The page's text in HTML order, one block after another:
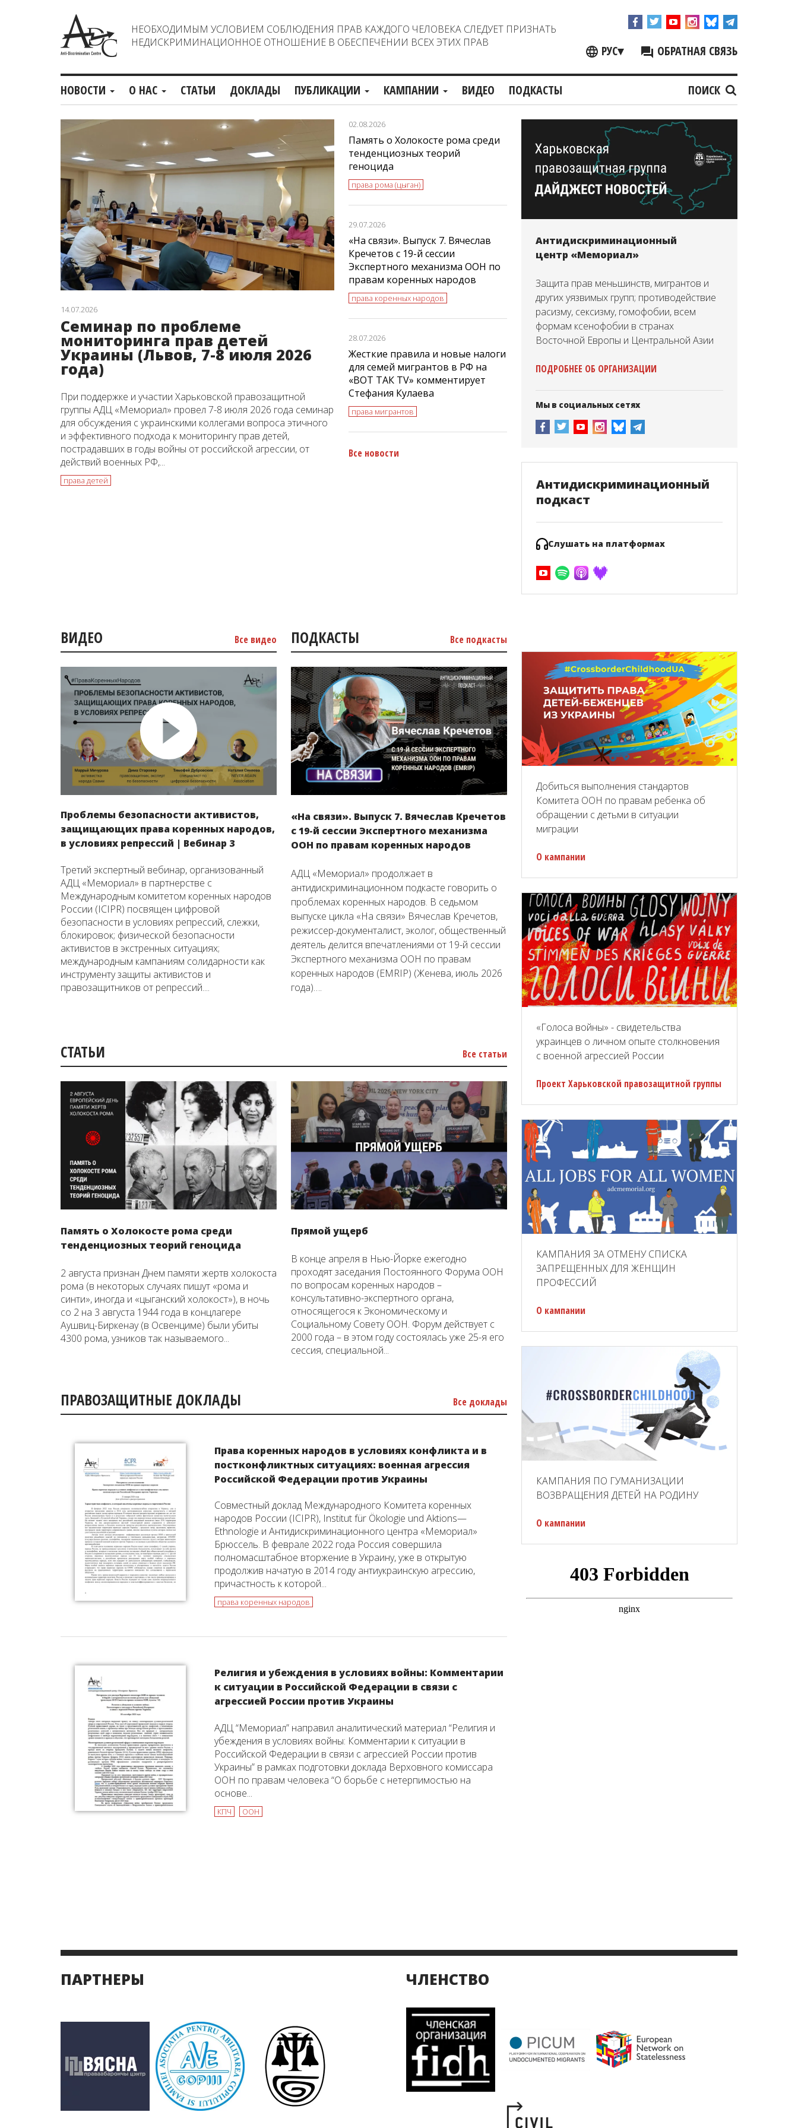
НЕОБХОДИМЫМ УСЛОВИЕМ СОБЛЮДЕНИЯ ПРАВ КАЖДОГО ЧЕЛОВЕКА СЛЕДУЕТ ПРИЗНАТЬ
НЕДИСКРИМИНАЦИОННОЕ ОТНОШЕНИЕ В ОБЕСПЕЧЕНИИ ВСЕХ ЭТИХ ПРАВ
РУС▾ ОБРАТНАЯ СВЯЗЬ
НОВОСТИ О НАС СТАТЬИ ДОКЛАДЫ ПУБЛИКАЦИИ КАМПАНИИ ВИДЕО ПОДКАСТЫ ПОИСК
14.07.2026
Семинар по проблеме
мониторинга прав детей
Украины (Львов, 7-8 июля 2026
года)
При поддержке и участии Харьковской правозащитной
группы АДЦ «Мемориал» провел 7-8 июля 2026 года семинар
для обсуждения с украинскими коллегами вопроса этичного
и эффективного подхода к мониторингу прав детей,
пострадавших в годы войны от российской агрессии, от
действий военных РФ,...
права детей
02.08.2026
Память о Холокосте рома среди
тенденциозных теорий
геноцида
права рома (цыган)
29.07.2026
«На связи». Выпуск 7. Вячеслав
Кречетов с 19-й сессии
Экспертного механизма ООН по
правам коренных народов
права коренных народов
28.07.2026
Жесткие правила и новые налоги
для семей мигрантов в РФ на
«ВОТ ТАК TV» комментирует
Стефания Кулаева
права мигрантов
Все новости
Антидискриминационный
центр «Мемориал»
Защита прав меньшинств, мигрантов и
других уязвимых групп; противодействие
расизму, сексизму, гомофобии, всем
формам ксенофобии в странах
Восточной Европы и Центральной Азии
ПОДРОБНЕЕ ОБ ОРГАНИЗАЦИИ
Мы в социальных сетях
Антидискриминационный
подкаст
Слушать на платформах
ВИДЕО Все видео
Проблемы безопасности активистов,
защищающих права коренных народов,
в условиях репрессий | Вебинар 3
Третий экспертный вебинар, организованный
АДЦ «Мемориал» в партнерстве с
Международным комитетом коренных народов
России (ICIPR) посвящен цифровой
безопасности в условиях репрессий, слежки,
блокировок; физической безопасности
активистов в экстренных ситуациях;
международным кампаниям солидарности как
инструменту защиты активистов и
правозащитников от репрессий....
ПОДКАСТЫ Все подкасты
«На связи». Выпуск 7. Вячеслав Кречетов
с 19-й сессии Экспертного механизма
ООН по правам коренных народов
АДЦ «Мемориал» продолжает в
антидискриминационном подкасте говорить о
проблемах коренных народов. В седьмом
выпуске цикла «На связи» Вячеслав Кречетов,
режиссер-документалист, эколог, общественный
деятель делится впечатлениями от 19-й сессии
Экспертного механизма ООН по правам
коренных народов (EMRIP) (Женева, июль 2026
года)….
СТАТЬИ Все статьи
Память о Холокосте рома среди
тенденциозных теорий геноцида
2 августа признан Днем памяти жертв холокоста
рома (в некоторых случаях пишут «рома и
синти», иногда и «цыганский холокост»), в ночь
со 2 на 3 августа 1944 года в концлагере
Аушвиц-Биркенау (в Освенциме) были убиты
4300 рома, узников так называемого...
Прямой ущерб
В конце апреля в Нью-Йорке ежегодно
проходят заседания Постоянного Форума ООН
по вопросам коренных народов –
консультативно-экспертного органа,
относящегося к Экономическому и
Социальному Совету ООН. Форум действует с
2000 года – в этом году состоялась уже 25-я его
сессия, специальной...
ПРАВОЗАЩИТНЫЕ ДОКЛАДЫ Все доклады
Права коренных народов в условиях конфликта и в
постконфликтных ситуациях: военная агрессия
Российской Федерации против Украины
Совместный доклад Международного Комитета коренных
народов России (ICIPR), Institut für Ökologie und Aktions—
Ethnologie и Антидискриминационного центра «Мемориал»
Брюссель. В феврале 2022 года Россия совершила
полномасштабное вторжение в Украину, уже в открытую
продолжив начатую в 2014 году антиукраинскую агрессию,
причастность к которой...
права коренных народов
Религия и убеждения в условиях войны: Комментарии
к ситуации в Российской Федерации в связи с
агрессией России против Украины
АДЦ “Мемориал” направил аналитический материал “Религия и
убеждения в условиях войны: Комментарии к ситуации в
Российской Федерации в связи с агрессией России против
Украины” в рамках подготовки доклада Верховного комиссара
ООН по правам человека “О борьбе с нетерпимостью на
основе...
КПЧ ООН
Добиться выполнения стандартов
Комитета ООН по правам ребенка об
обращении с детьми в ситуации
миграции
О кампании
«Голоса войны» - свидетельства
украинцев о личном опыте столкновения
с военной агрессией России
Проект Харьковской правозащитной группы
КАМПАНИЯ ЗА ОТМЕНУ СПИСКА
ЗАПРЕЩЕННЫХ ДЛЯ ЖЕНЩИН
ПРОФЕССИЙ
О кампании
КАМПАНИЯ ПО ГУМАНИЗАЦИИ
ВОЗВРАЩЕНИЯ ДЕТЕЙ НА РОДИНУ
О кампании
ПАРТНЕРЫ ЧЛЕНСТВО